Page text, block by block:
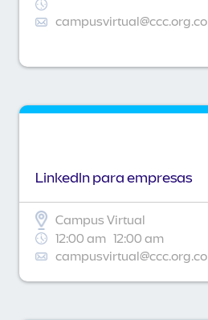
campusvirtual@ccc.org.co
Linkedln para empresas
Campus Virtual
12:00 am 12:00 am
campusvirtual@ccc.org.co